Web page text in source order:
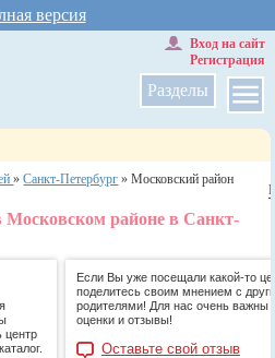
версия
Разделы
Вход на сайт
Регистрация
»Санкт-Петербург »Московский район
Московском районе в Санкт-
центр
Если Вы уже посещали какой-то
поделитесь своим мнением с
родителями! Для нас очень важны
оценки и отзывы!
Оставьте свой отзыв